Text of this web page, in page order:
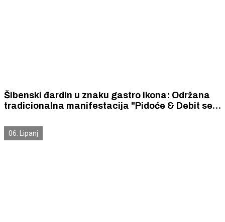
Šibenski đardin u znaku gastro ikona: Održana
tradicionalna manifestacija "Pidoće & Debit se
06. Lipanj